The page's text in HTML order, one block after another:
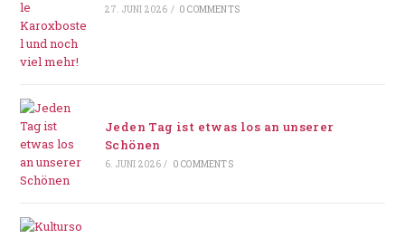
27. JUNI 2026 / 0 COMMENTS
Jeden Tag ist etwas los an unserer
Schönen
6. JUNI 2026 / 0 COMMENTS